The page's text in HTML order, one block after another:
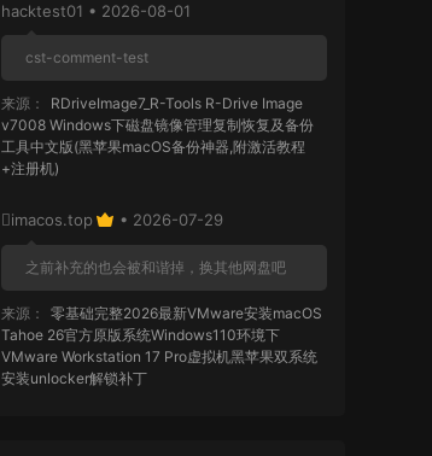
hacktest01 • 2026-08-01
cst-comment-test
来源：
RDriveImage7_R-Tools R-Drive Image
v7008 Windows下磁盘镜像管理复制恢复及备份
工具中文版(黑苹果macOS备份神器,附激活教程
+注册机)
imacos.top • 2026-07-29
之前补充的也会被和谐掉，换其他网盘吧
来源：
零基础完整2026最新VMware安装macOS
Tahoe 26官方原版系统Windows110环境下
VMware Workstation 17 Pro虚拟机黑苹果双系统
安装unlocker解锁补丁